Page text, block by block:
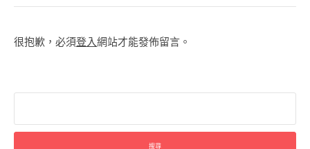
很抱歉，必須登入網站才能發佈留言。
關